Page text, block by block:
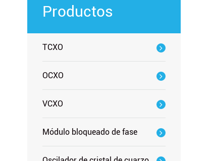
Productos
TCXO
OCXO
VCXO
Módulo bloqueado de fase